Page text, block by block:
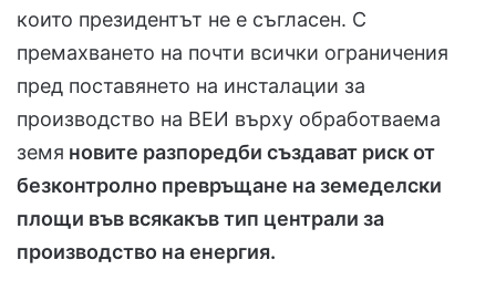
които президентът не е съгласен. С
премахването на почти всички ограничения
пред поставянето на инсталации за
производство на ВЕИ върху обработваема
земя новите разпоредби създават риск от
безконтролно превръщане на земеделски
площи във всякакъв тип централи за
производство на енергия.